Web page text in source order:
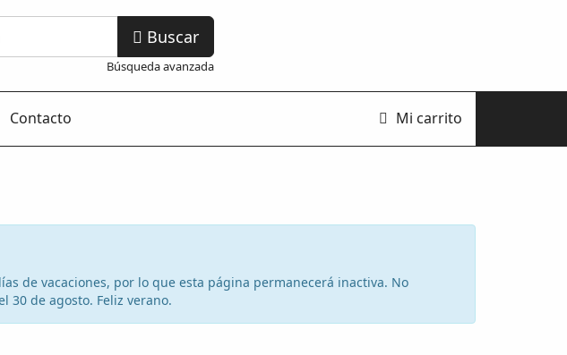
Buscar
Búsqueda avanzada
Contacto Mi carrito
de vacaciones, por lo que esta página permanecerá inactiva. No
30 de agosto. Feliz verano.